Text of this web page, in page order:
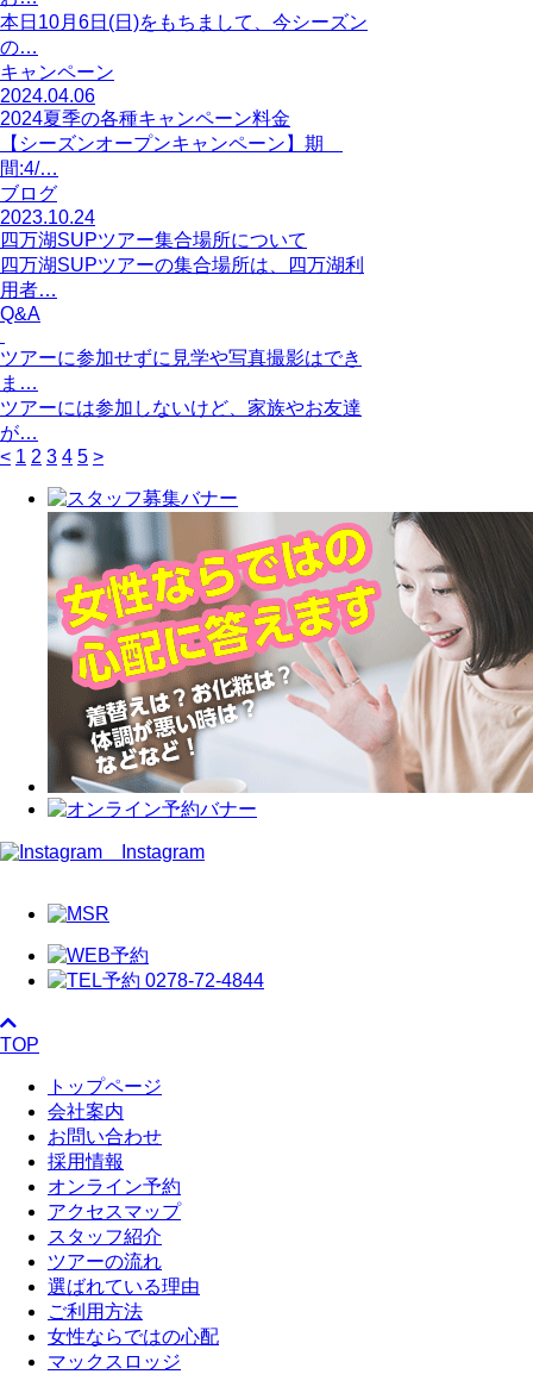
本日10月6日(日)をもちまして、今シーズン
の…
キャンペーン
2024.04.06
2024夏季の各種キャンペーン料金
【シーズンオープンキャンペーン】期
間:4/…
ブログ
2023.10.24
四万湖SUPツアー集合場所について
四万湖SUPツアーの集合場所は、四万湖利
用者…
Q&A
ツアーに参加せずに見学や写真撮影はでき
ま…
ツアーには参加しないけど、家族やお友達
が…
< 1 2 3 4 5 >
Instagram
TOP
トップページ
会社案内
お問い合わせ
採用情報
オンライン予約
アクセスマップ
スタッフ紹介
ツアーの流れ
選ばれている理由
ご利用方法
女性ならではの心配
マックスロッジ